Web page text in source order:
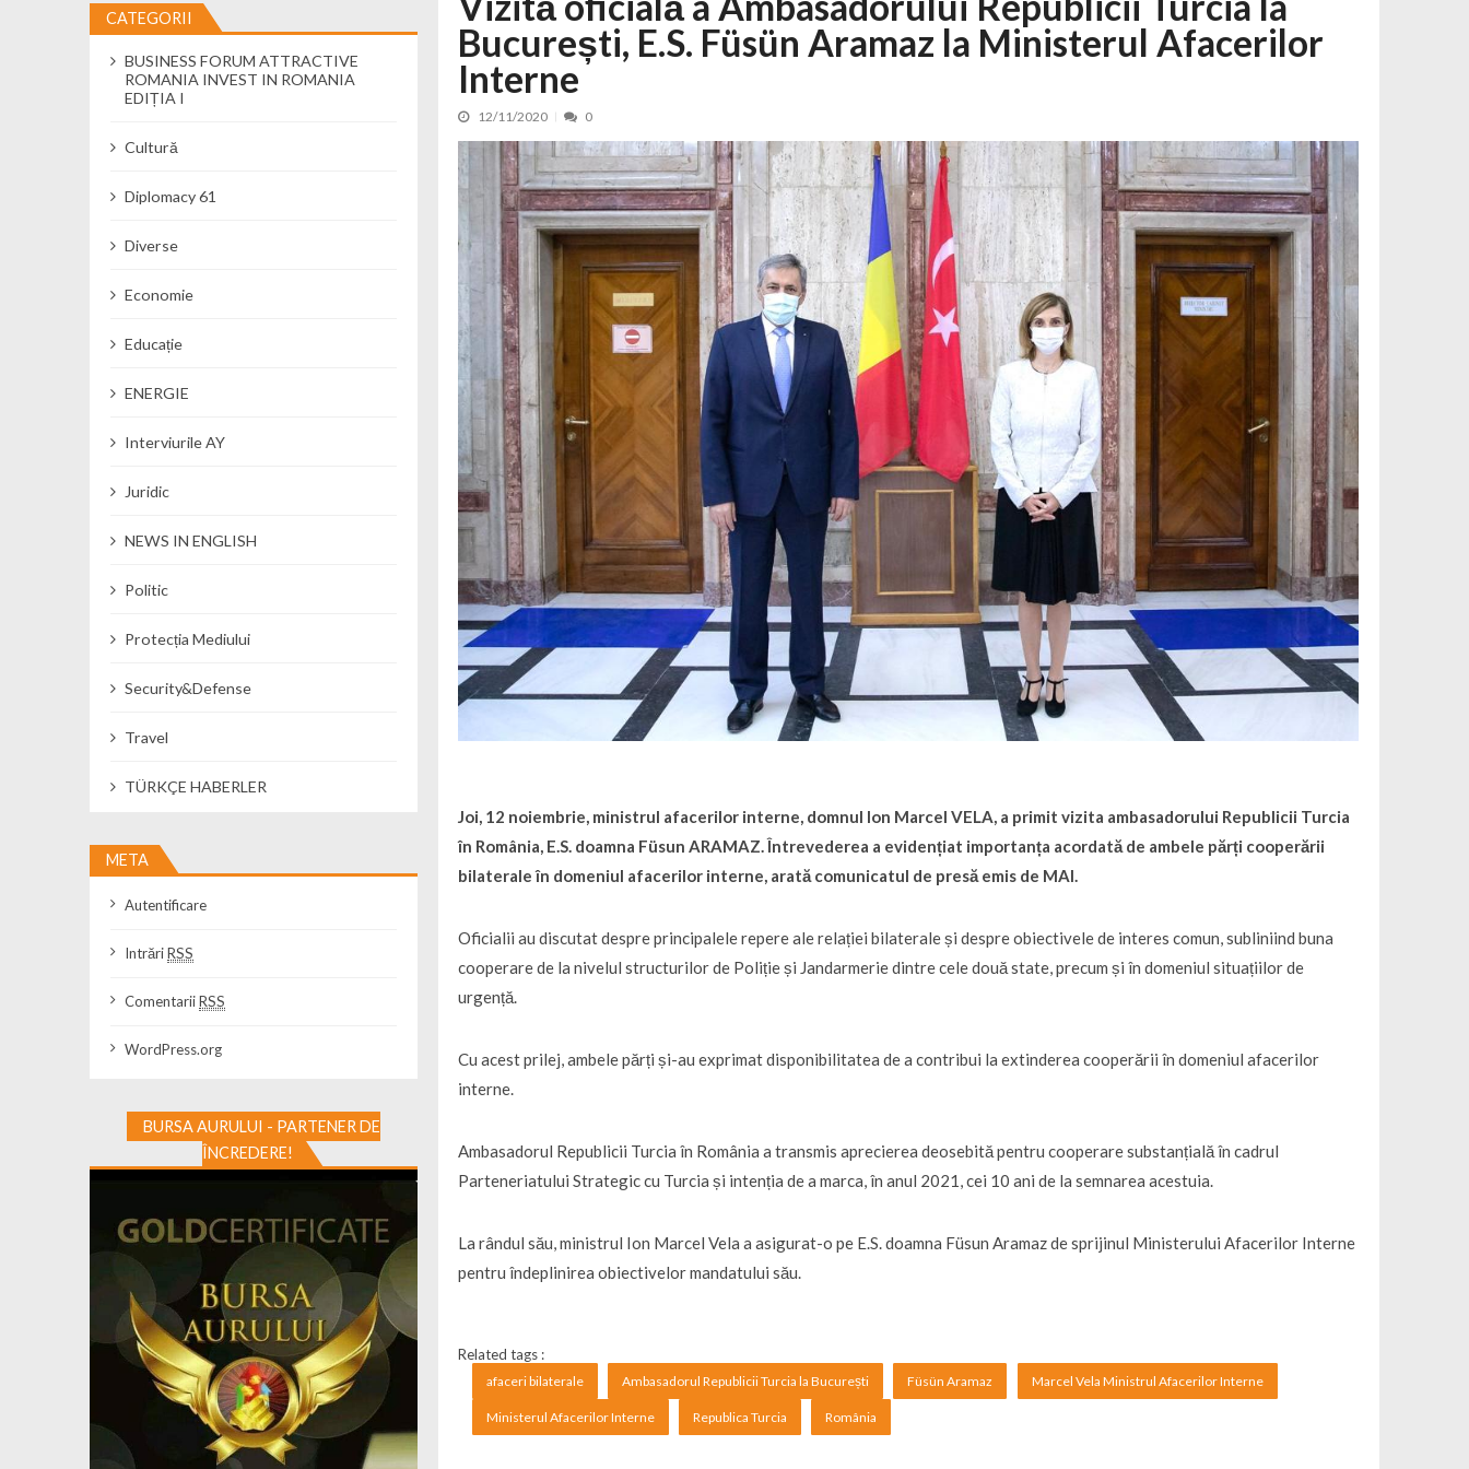
Cseke Attila: Am creat, până în prezent, peste 5.000 de noi locuri în creșe... 15/07/2026
Încă o creșă modernă pentru Alba: 40 de locuri noi la Zlatna prin Programul...
Ministerul Mediului derulează dezbaterea publică pentru proiectul de lege care...
Ministerul Apărării Naționale participă la efortul național pentru protejar... 04/08/2026
Dobânzi de pânã la 7,50% la ediția FIDELIS din luna august 04/08/2026
MMAP pune în consultare publică proiectul Catalogului național al zonelor pri... 04/08/2026
București, E.S. Füsün Aramaz la Ministerul Afacerilor
Interne
12/11/2020 0
Joi, 12 noiembrie, ministrul afacerilor interne, domnul Ion Marcel VELA, a primit vizita ambasadorului Republicii Turcia
în România, E.S. doamna Füsun ARAMAZ. Întrevederea a evidențiat importanța acordată de ambele părți cooperării
bilaterale în domeniul afacerilor interne, arată comunicatul de presă emis de MAI.
Oficialii au discutat despre principalele repere ale relației bilaterale și despre obiectivele de interes comun, subliniind buna
cooperare de la nivelul structurilor de Poliție și Jandarmerie dintre cele două state, precum și în domeniul situațiilor de
urgență.
Cu acest prilej, ambele părți și-au exprimat disponibilitatea de a contribui la extinderea cooperării în domeniul afacerilor
interne.
Ambasadorul Republicii Turcia în România a transmis aprecierea deosebită pentru cooperare substanțială în cadrul
Parteneriatului Strategic cu Turcia și intenția de a marca, în anul 2021, cei 10 ani de la semnarea acestuia.
La rândul său, ministrul Ion Marcel Vela a asigurat-o pe E.S. doamna Füsun Aramaz de sprijinul Ministerului Afacerilor Interne
pentru îndeplinirea obiectivelor mandatului său.
Related tags :
afaceri bilaterale Ambasadorul Republicii Turcia la București Füsün Aramaz Marcel Vela Ministrul Afacerilor Interne
Ministerul Afacerilor Interne Republica Turcia România
CATEGORII
BUSINESS FORUM ATTRACTIVE
ROMANIA INVEST IN ROMANIA
EDIȚIA I
Cultură
Diplomacy 61
Diverse
Economie
Educație
ENERGIE
Interviurile AY
Juridic
NEWS IN ENGLISH
Politic
Protecția Mediului
Security&Defense
Travel
TÜRKÇE HABERLER
META
Autentificare
IntrăriRSS
ComentariiRSS
WordPress.org
BURSA AURULUI - PARTENER DE
ÎNCREDERE!